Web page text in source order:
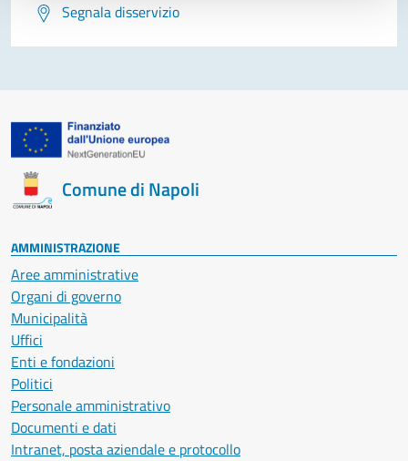
Segnala disservizio
Comune di Napoli
AMMINISTRAZIONE
Aree amministrative
Organi di governo
Municipalità
Uffici
Enti e fondazioni
Politici
Personale amministrativo
Documenti e dati
Intranet, posta aziendale e protocollo